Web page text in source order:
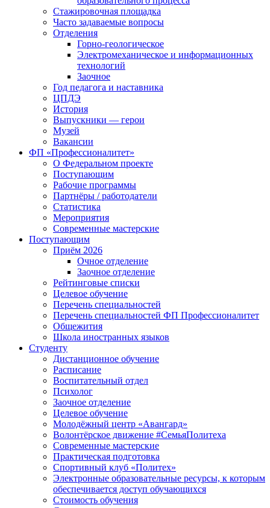
Стажировочная площадка
Часто задаваемые вопросы
Отделения
Горно-геологическое
Электромеханическое и информационных
технологий
Заочное
Год педагога и наставника
ЦПДЭ
История
Выпускники — герои
Музей
Вакансии
ФП «Профессионалитет»
О Федеральном проекте
Поступающим
Рабочие программы
Партнёры / работодатели
Статистика
Мероприятия
Современные мастерские
Поступающим
Приём 2026
Очное отделение
Заочное отделение
Рейтинговые списки
Целевое обучение
Перечень специальностей
Перечень специальностей ФП Профессионалитет
Общежития
Школа иностранных языков
Студенту
Дистанционное обучение
Расписание
Воспитательный отдел
Психолог
Заочное отделение
Целевое обучение
Молодёжный центр «Авангард»
Волонтёрское движение #СемьяПолитеха
Современные мастерские
Практическая подготовка
Спортивный клуб «Политех»
Электронные образовательные ресурсы, к которым
обеспечивается доступ обучающихся
Стоимость обучения